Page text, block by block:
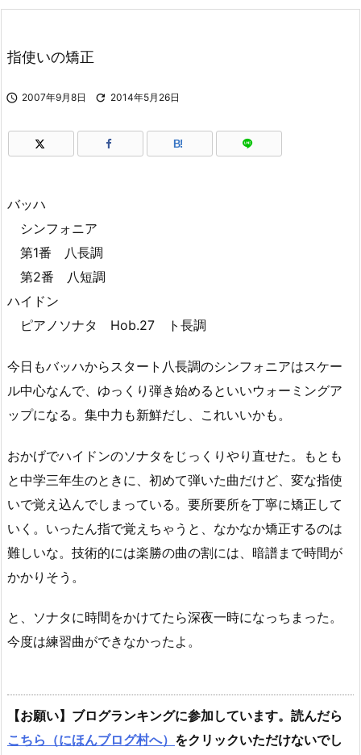
指使いの矯正
 2007年9月8日  2014年5月26日
B!
バッハ
シンフォニア
第1番 八長調
第2番 八短調
ハイドン
ピアノソナタ Hob.27 ト長調
今日もバッハからスタート八長調のシンフォニアはスケー
ル中心なんで、ゆっくり弾き始めるといいウォーミングア
ップになる。集中力も新鮮だし、これいいかも。
おかげでハイドンのソナタをじっくりやり直せた。もとも
と中学三年生のときに、初めて弾いた曲だけど、変な指使
いで覚え込んでしまっている。要所要所を丁寧に矯正して
いく。いったん指で覚えちゃうと、なかなか矯正するのは
難しいな。技術的には楽勝の曲の割には、暗譜まで時間が
かかりそう。
と、ソナタに時間をかけてたら深夜一時になっちまった。
今度は練習曲ができなかったよ。
【お願い】ブログランキングに参加しています。読んだら
こちら（にほんブログ村へ） をクリックいただけないでし